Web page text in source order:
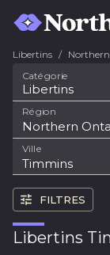
Libertins /
Catégorie
Libertins
Région
Ville
FILTRES
Libertins